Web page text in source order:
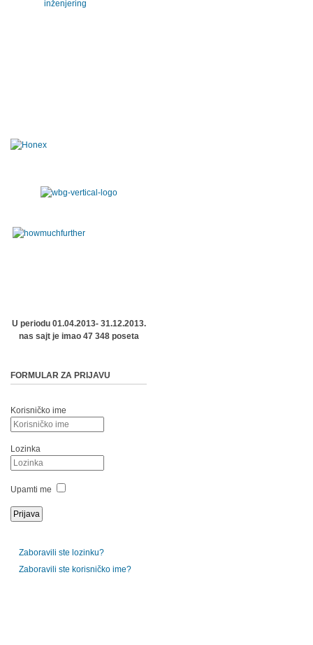
U periodu 01.04.2013- 31.12.2013.
nas sajt je imao 47 348 poseta
FORMULAR ZA PRIJAVU
Korisničko ime
Lozinka
Upamti me
Zaboravili ste lozinku?
Zaboravili ste korisničko ime?